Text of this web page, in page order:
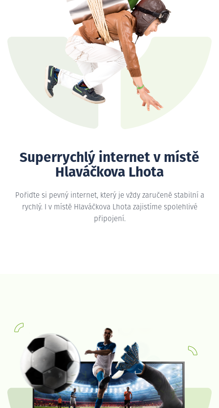
Superrychlý internet v místě
Hlaváčkova Lhota
Pořiďte si pevný internet, který je vždy zaručeně stabilní a
rychlý. I v místě Hlaváčkova Lhota zajistíme spolehlivé
připojení.